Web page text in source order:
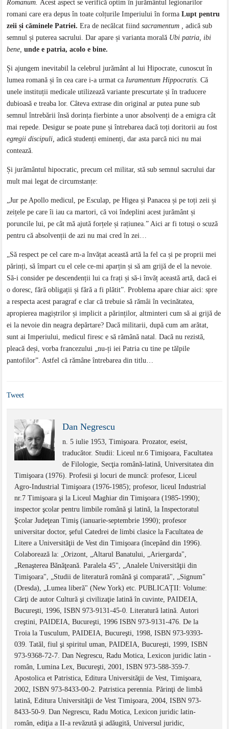
Romanum. Acest aspect se verifică optim în jurământul legionarilor
romani care era depus în toate colțurile Imperiului în formaLupt pentru
zeii și căminele Patriei.Era de necălcat fiindsacramentum ,adică sub
semnul și puterea sacrului. Dar apare și varianta morală Ubi patria, ibi
bene,unde e patria, acolo e bine.
Și ajungem inevitabil la celebrul jurământ al lui Hipocrate, cunoscut în
lumea romană și în cea care i-a urmat ca Iuramentum Hippocratis.Că
unele instituții medicale utilizează variante prescurtate și în traducere
dubioasă e treaba lor. Câteva extrase din original ar putea pune sub
semnul întrebării însă dorința fierbinte a unor absolvenți de a emigra cât
mai repede. Desigur se poate pune și întrebarea dacă toți doritorii au fost
egregii discipuli,adică studenți eminenți, dar asta parcă nici nu mai
contează.
Și jurământul hipocratic, precum cel militar, stă sub semnul sacrului dar
mult mai legat de circumstanțe:
„Jur pe Apollo medicul, pe Esculap, pe Higea și Panacea și pe toți zeii și
zeițele pe care îi iau ca martori, că voi îndeplini acest jurământ și
poruncile lui, pe cât mă ajută forțele și rațiunea.” Aici ar fi totuși o scuză
pentru că absolvenții de azi nu mai cred în zei…
„Să respect pe cel care m-a învățat această artă la fel ca și pe proprii mei
părinți, să împart cu el cele ce-mi aparțin și să am grijă de el la nevoie.
Să-i consider pe descendenții lui ca frați și să-i învăț această artă, dacă ei
o doresc, fără obligații și fără a fi plătit”. Problema apare chiar aici: spre
a respecta acest paragraf e clar că trebuie să rămâi în vecinătatea,
apropierea magiștrilor și implicit a părinților, altminteri cum să ai grijă de
ei la nevoie din neagra depărtare? Dacă militarii, după cum am arătat,
sunt ai Imperiului, medicul firesc e să rămână natal. Dacă nu rezistă,
pleacă deși, vorba francezului „nu-ți iei Patria cu tine pe tălpile
pantofilor”. Astfel că rămâne întrebarea din titlu…
Tweet
Dan Negrescu
n. 5 iulie 1953, Timişoara. Prozator, eseist,
traducător. Studii: Liceul nr.6 Timişoara, Facultatea
de Filologie, Secţia română-latină, Universitatea din
Timişoara (1976). Profesii şi locuri de muncă: profesor, Liceul
Agro-Industrial Timişoara (1976-1985); profesor, liceul Industrial
nr.7 Timişoara şi la Liceul Maghiar din Timişoara (1985-1990);
inspector şcolar pentru limbile română şi latină, la Inspectoratul
Şcolar Judeţean Timiş (ianuarie-septembrie 1990); profesor
universitar doctor, şeful Catedrei de limbi clasice la Facultatea de
Litere a Universităţii de Vest din Timişoara (începând din 1996).
Colaborează la: „Orizont, „Altarul Banatului, „Ariergarda",
„Renaşterea Bănăţeană. Paralela 45", „Analele Universităţii din
Timişoara", „Studii de literatură română şi comparată", „Signum"
(Dresda), „Lumea liberă" (New York) etc. PUBLICAȚII: Volume:
Cărţi de autor Cultură şi civilizaţie latină în cuvinte, PAIDEIA,
Bucureşti, 1996, ISBN 973-9131-45-0. Literatură latină. Autori
creştini, PAIDEIA, Bucureşti, 1996 ISBN 973-9131-476. De la
Troia la Tusculum, PAIDEIA, Bucureşti, 1998, ISBN 973-9393-
039. Tatăl, fiul şi spiritul uman, PAIDEIA, Bucureşti, 1999, ISBN
973-9368-72-7. Dan Negrescu, Radu Motica, Lexicon juridic latin -
român, Lumina Lex, Bucureşti, 2001, ISBN 973-588-359-7.
Apostolica et Patristica, Editura Universităţii de Vest, Timişoara,
2002, ISBN 973-8433-00-2. Patristica perennia. Părinţi de limbă
latină, Editura Universităţii de Vest Timişoara, 2004, ISBN 973-
8433-50-9. Dan Negrescu, Radu Motica, Lexicon juridic latin-
român, ediţia a II-a revăzută şi adăugită, Universul juridic,